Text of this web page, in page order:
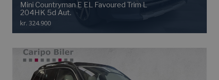
Mini Countryman E EL Favoured Trim L
204HK 5d Aut.
kr. 324.900